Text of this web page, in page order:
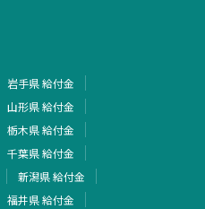
岩手県 給付金
山形県 給付金
栃木県 給付金
千葉県 給付金
新潟県 給付金
福井県 給付金